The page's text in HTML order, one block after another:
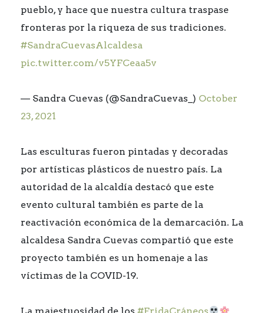
pueblo, y hace que nuestra cultura traspase
fronteras por la riqueza de sus tradiciones.
#SandraCuevasAlcaldesa
pic.twitter.com/v5YFCeaa5v
— Sandra Cuevas (@SandraCuevas_) October
23, 2021
Las esculturas fueron pintadas y decoradas
por artísticas plásticos de nuestro país. La
autoridad de la alcaldía destacó que este
evento cultural también es parte de la
reactivación económica de la demarcación. La
alcaldesa Sandra Cuevas compartió que este
proyecto también es un homenaje a las
víctimas de la COVID-19.